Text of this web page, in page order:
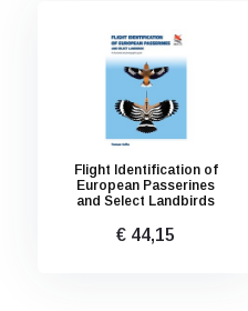
Flight Identification of
European Passerines
and Select Landbirds
€ 44,15